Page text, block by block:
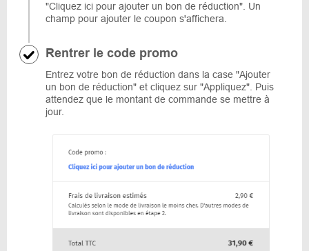
"Cliquez ici pour ajouter un bon de réduction". Un
champ pour ajouter le coupon s'affichera.
Rentrer le code promo
Entrez votre bon de réduction dans la case "Ajouter
un bon de réduction" et cliquez sur "Appliquez". Puis
attendez que le montant de commande se mettre à
jour.